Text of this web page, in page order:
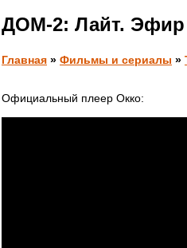
ДОМ-2: Лайт. Эфир
Главная » Фильмы и сериалы »
Официальный плеер Окко: